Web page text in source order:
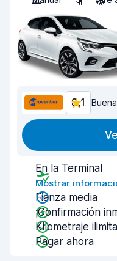
8,1 Buena
En la Terminal
Mostrar
Fianza media
¡Confirmación
Kilometraje
Pagar ahora